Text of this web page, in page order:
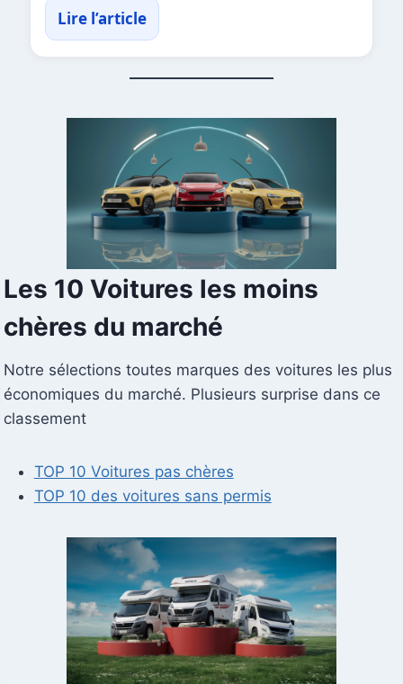
Lire l’article
Les 10 Voitures les moins
chères du marché
Notre sélections toutes marques des voitures les plus
économiques du marché. Plusieurs surprise dans ce
classement
TOP 10 Voitures pas chères
TOP 10 des voitures sans permis